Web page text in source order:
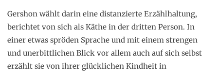
Gershon wählt darin eine distanzierte Erzählhaltung,
berichtet von sich als Käthe in der dritten Person. In
einer etwas spröden Sprache und mit einem strengen
und unerbittlichen Blick vor allem auch auf sich selbst
erzählt sie von ihrer glücklichen Kindheit in